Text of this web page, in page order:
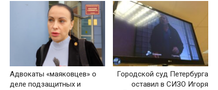
Адвокаты «маяковцев» о
деле подзащитных и
Городской суд Петербурга
оставил в СИЗО Игоря